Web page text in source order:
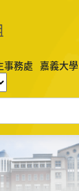
事務處 嘉義大學